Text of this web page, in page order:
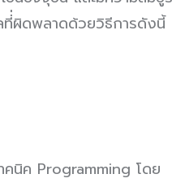
ที่่ผิดพลาดด้วยวิธีการดังนี้
นิค Programming โดย